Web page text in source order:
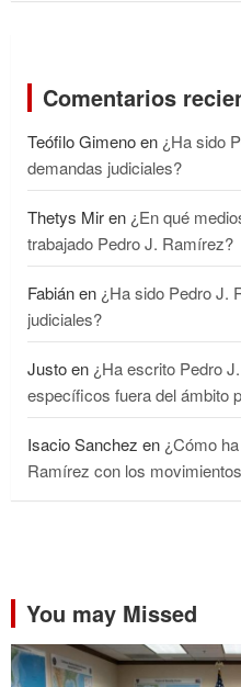
Comentarios
Teófilo Gimenoen ¿Ha sido
demandas judiciales?
Thetys Miren ¿En qué
trabajado Pedro J. Ramírez?
Fabiánen ¿Ha sido Pedro J.
judiciales?
Justoen ¿Ha escrito Pedro
específicos fuera del ámbito
Isacio Sanchez en ¿Cómo
Ramírez con los
You may Missed